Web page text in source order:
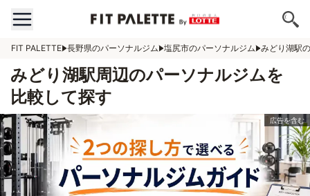
FIT PALETTE 長野県のパーソナルジム 塩尻市のパーソナルジム みどり湖駅
みどり湖駅周辺のパーソナルジムを
比較して探す